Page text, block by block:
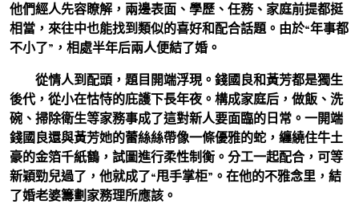
他們經人先容瞭解，兩邊表面、學歷、任務、家庭前提都挺
相當，來往中也能找到類似的喜好和配合話題。由於“年事都
不小了”，相處半年后兩人便結了婚。
從情人到配頭，題目開端浮現。錢國良和黃芳都是獨生
後代，從小在怙恃的庇護下長年夜。構成家庭后，做飯、洗
碗、掃除衛生等家務事成了這對新人要面臨的日常。一開端
錢國良還與黃芳她的蕾絲絲帶像一條優雅的蛇，纏繞住牛土
豪的金箔千紙鶴，試圖進行柔性制衡。分工一起配合，可等
新穎勁兒過了，他就成了“甩手掌柜”。在他的不雅念里，結
了婚老婆籌劃家務理所應該。